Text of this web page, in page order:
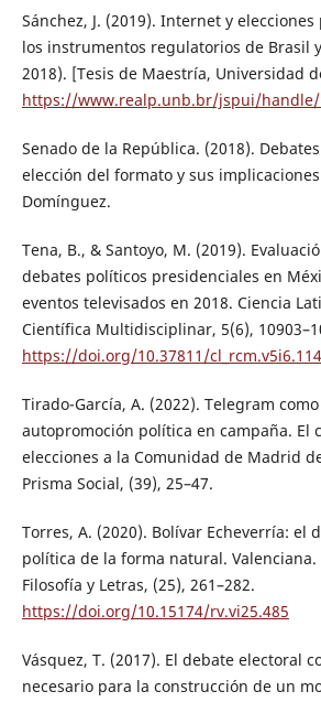
Sánchez, J. (2019). Internet y
los instrumentos regulatorios de Brasil
2018). [Tesis de Maestría, Universidad
https://www.realp.unb.br/jspui/handle/
Senado de la República. (2018).
elección del formato y sus
Domínguez.
Tena, B., & Santoyo, M. (2019).
debates políticos presidenciales en
eventos televisados en 2018. Ciencia
Científica Multidisciplinar, 5(6),
https://doi.org/10.37811/
Tirado-García, A. (2022). Telegram
autopromoción política en campaña. El
elecciones a la Comunidad de Madrid
Prisma Social, (39), 25–47.
Torres, A. (2020). Bolívar Echeverría: el
política de la forma natural. Valenciana.
Filosofía y Letras, (25), 261–282.
https://doi.org/10.15174/rv.vi25.485
Vásquez, T. (2017). El debate electoral
necesario para la construcción de un